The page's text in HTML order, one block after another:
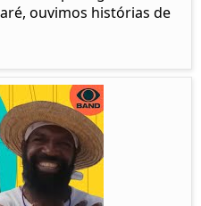
ouvimos histórias de